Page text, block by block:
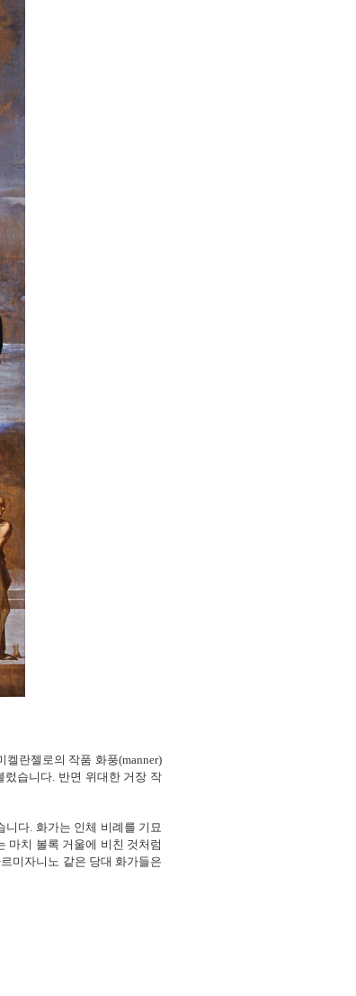
란젤로의 작품 화풍(manner)
렀습니다. 반면 위대한 거장 작
다. 화가는 인체 비례를 기묘
마치 볼록 거울에 비친 것처럼
미자니노 같은 당대 화가들은